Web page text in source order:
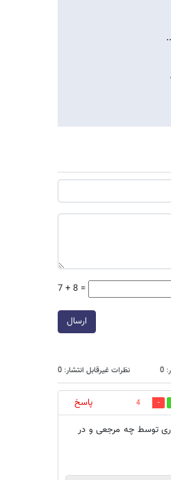
7 + 8 =
ارسال
نظرات غیرقابل انتشار: 0
4
پاسخ
توسط چه مرجعی و در